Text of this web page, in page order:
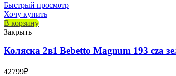
Быстрый просмотр
Хочу купить
В корзину
Закрыть
Коляска 2в1 Bebetto Magnum 193 cza
42799₽